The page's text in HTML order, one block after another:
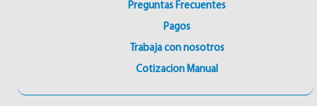
Preguntas Frecuentes
Pagos
Trabaja con nosotros
Cotizacion Manual